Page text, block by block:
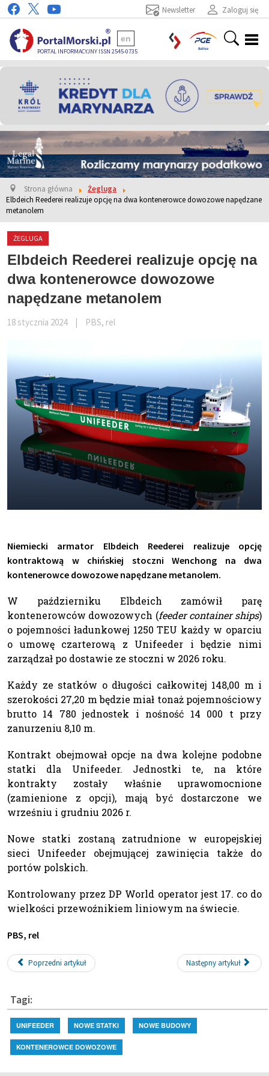
Zaloguj się
Newsletter
PORTAL INFORMACYJNY ISSN 2545-0735
en
Strona główna
Żegluga
Elbdeich Reederei realizuje opcję na dwa kontenerowce dowozowe napędzane
metanolem
ŻEGLUGA
Elbdeich Reederei realizuje opcję na
dwa kontenerowce dowozowe
napędzane metanolem
18 stycznia 2024 PBS, rel
Niemiecki armator Elbdeich Reederei realizuje opcję
kontraktową w chińskiej stoczni Wenchong na dwa
kontenerowce dowozowe napędzane metanolem.
W październiku Elbdeich zamówił parę
kontenerowców dowozowych (feeder container ships)
o pojemności ładunkowej 1250 TEU każdy w oparciu
o umowę czarterową z Unifeeder i będzie nimi
zarządzał po dostawie ze stoczni w 2026 roku.
Każdy ze statków o długości całkowitej 148,00 m i
szerokości 27,20 m będzie miał tonaż pojemnościowy
brutto 14 780 jednostek i nośność 14 000 t przy
zanurzeniu 8,10 m.
Kontrakt obejmował opcje na dwa kolejne podobne
statki dla Unifeeder. Jednostki te, na które
kontrakty zostały właśnie uprawomocnione
(zamienione z opcji), mają być dostarczone we
wrześniu i grudniu 2026 r.
Nowe statki zostaną zatrudnione w europejskiej
sieci Unifeeder obejmującej zawinięcia także do
portów polskich.
Kontrolowany przez DP World operator jest 17. co do
wielkości przewoźnikiem liniowym na świecie.
PBS, rel
Poprzedni artykuł Następny artykuł
Tagi:
UNIFEEDER NOWE STATKI NOWE BUDOWY
KONTENEROWCE DOWOZOWE